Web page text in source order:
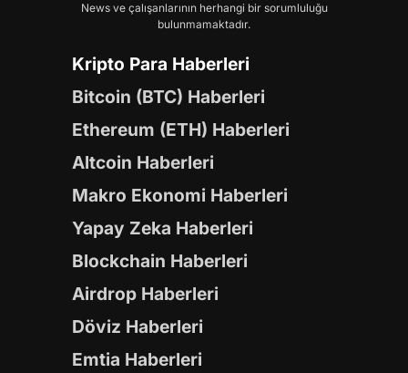
News ve çalışanlarının herhangi bir sorumluluğu
bulunmamaktadır.
Kripto Para Haberleri
Bitcoin (BTC) Haberleri
Ethereum (ETH) Haberleri
Altcoin Haberleri
Makro Ekonomi Haberleri
Yapay Zeka Haberleri
Blockchain Haberleri
Airdrop Haberleri
Döviz Haberleri
Emtia Haberleri